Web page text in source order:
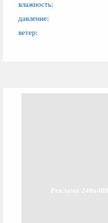
влажность:
давление:
ветер:
Реклама 240x400